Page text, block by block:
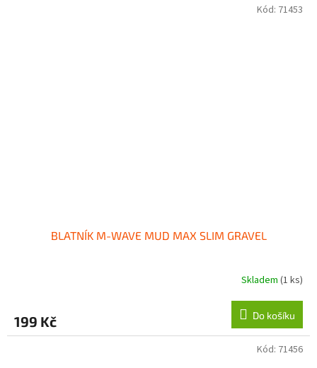
BLATNÍK M-WAVE MUD MAX SLIM GRAVEL
Skladem (1 ks)
199 Kč Do košíku
Kód: 71453
Kód: 71456